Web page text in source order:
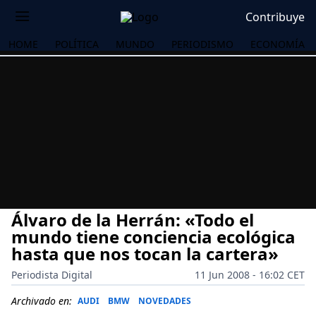
Contribuye
HOME POLÍTICA MUNDO PERIODISMO ECONOMÍA
Álvaro de la Herrán: «Todo el
mundo tiene conciencia ecológica
hasta que nos tocan la cartera»
Periodista Digital
11 Jun 2008 - 16:02 CET
Archivado en: AUDI BMW NOVEDADES